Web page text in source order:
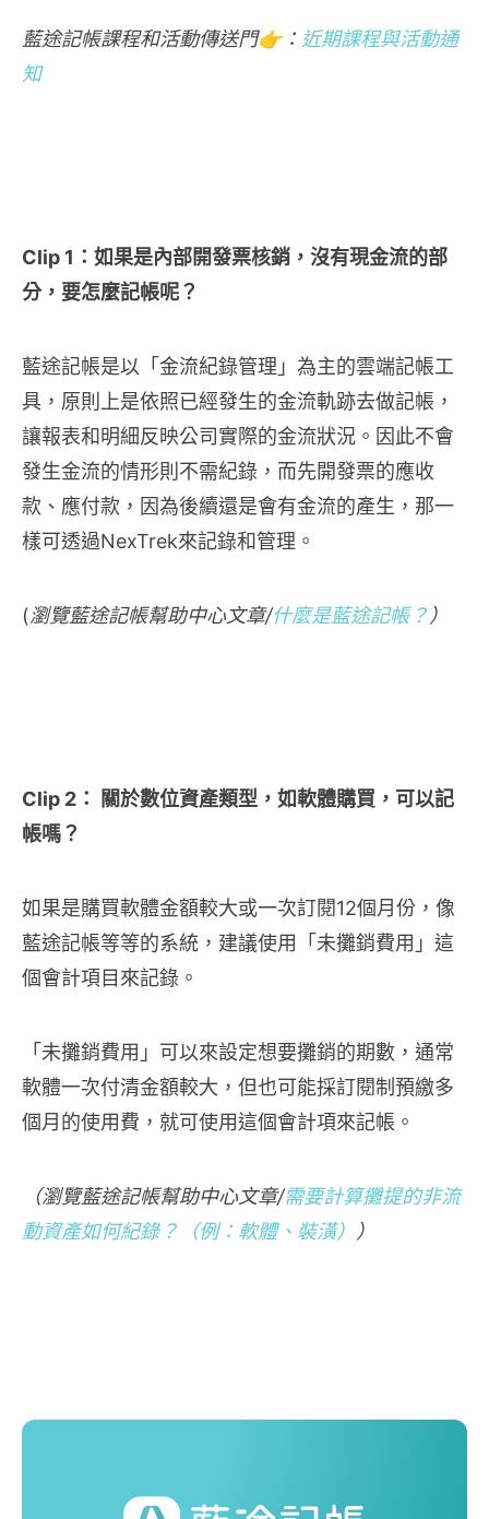
藍途記帳課程和活動傳送門👉： 近期課程與活動通
知
Clip 1：如果是內部開發票核銷，沒有現金流的部
分，要怎麼記帳呢？
藍途記帳是以「金流紀錄管理」為主的雲端記帳工
具，原則上是依照已經發生的金流軌跡去做記帳，
讓報表和明細反映公司實際的金流狀況。因此不會
發生金流的情形則不需紀錄，而先開發票的應收
款、應付款，因為後續還是會有金流的產生，那一
樣可透過NexTrek來記錄和管理。
(瀏覽藍途記帳幫助中心文章/什麼是藍途記帳？）
Clip 2： 關於數位資產類型，如軟體購買，可以記
帳嗎？
如果是購買軟體金額較大或一次訂閱12個月份，像
藍途記帳等等的系統，建議使用「未攤銷費用」這
個會計項目來記錄。
「未攤銷費用」可以來設定想要攤銷的期數，通常
軟體一次付清金額較大，但也可能採訂閱制預繳多
個月的使用費，就可使用這個會計項來記帳。
（瀏覽藍途記帳幫助中心文章/需要計算攤提的非流
動資產如何紀錄？（例：軟體、裝潢） ）